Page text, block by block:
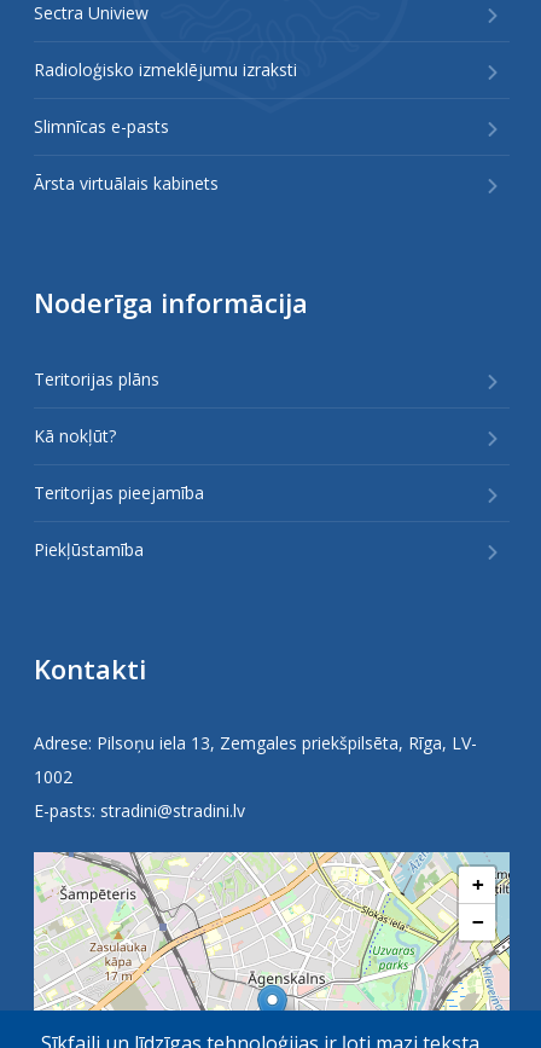
Sectra Uniview
Radioloģisko izmeklējumu izraksti
Slimnīcas e-pasts
Ārsta virtuālais kabinets
Noderīga informācija
Teritorijas plāns
Kā nokļūt?
Teritorijas pieejamība
Piekļūstamība
Kontakti
Adrese: Pilsoņu iela 13, Zemgales priekšpilsēta, Rīga, LV-
1002
E-pasts: stradini@stradini.lv
+
−